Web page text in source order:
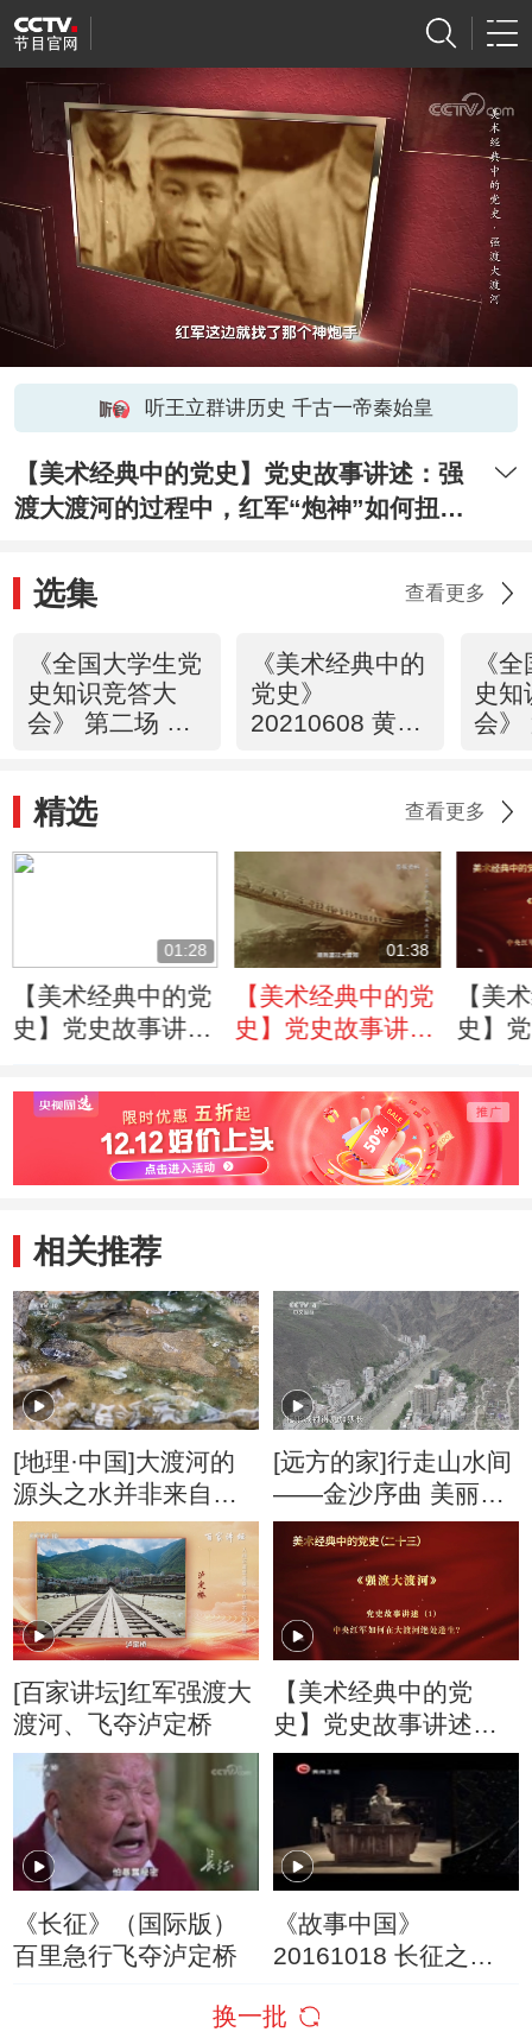
听王立群讲历史 千古一帝秦始皇
【美术经典中的党史】党史故事讲述：强
渡大渡河的过程中，红军“炮神”如何扭转
选集 查看更多
《全国大学生党
史知识竞答大
会》 第二场 雄
《美术经典中的
党史》
20210608 黄河
《
史知
会》
精选 查看更多
01:28
【美术经典中的党
史】党史故事讲
作《强渡大渡
河》，背后有哪些
鲜为人知的故事？
01:38
【美术经典中的党
史】党史故事讲
过程中，红军“炮
神”如何扭转乾
坤？
【美
史】
在大
生？
相关推荐
[地理·中国]大渡河的
源头之水并非来自雪
山冰川
[远方的家]行走山水间
——金沙序曲 美丽家
园 四川丹巴：大渡河
谷 美丽村寨
[百家讲坛]红军强渡大
渡河、飞夺泸定桥
【美术经典中的党
史】党史故事讲述：
中央红军如何在大渡
河绝处逢生？
《长征》（国际版）
百里急行飞夺泸定桥
《故事中国》
20161018 长征之飞
换一批